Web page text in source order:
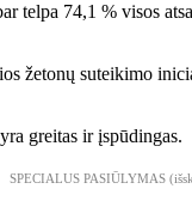
74,1 % visos
žetonų suteikimo
greitas ir įspūdingas.
SPECIALUS PASIŪLYMAS